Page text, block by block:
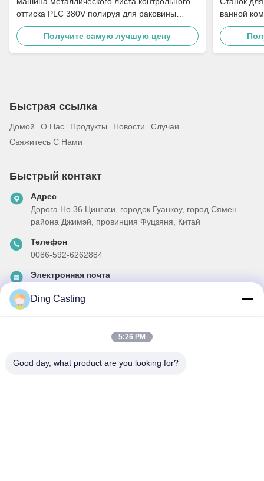
оттиска PLC 380V полируя для раковины
нержавеющей стали
Получите самую лучшую цену
ванной
стали
Быстрая ссылка
Домой О Нас Продукты Новости
Случаи
Свяжитесь С Нами
Быстрый контакт
Адрес
Дорога Но.36 Цингкси, городок Гуанкоу, город Сямен
района Джимэй, провинция Фуцзяня, Китай
Телефон
0086-592-6262884
Электронная почта
Подпишитесь на нашу информационную рассылку для
получения скидок и прочего.
Ding Casting
5:26 PM
Good day, what product are you looking for?